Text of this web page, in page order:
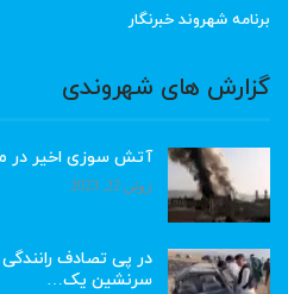
برنامه شهروند خبرنگار
گزارش های شهروندی
آتش سوزی اخیر در
ژوئن 22, 2023
در پی تصادف
سرنشین یک…